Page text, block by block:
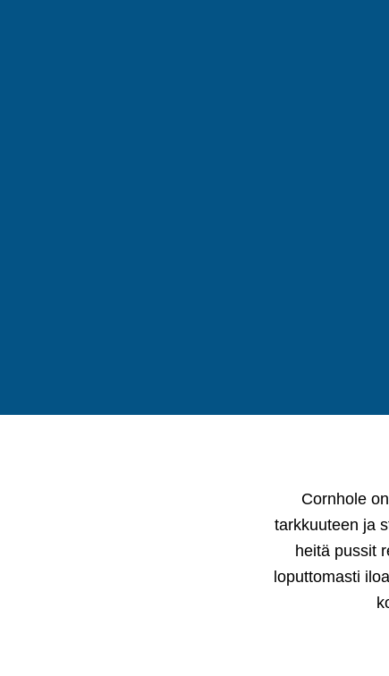
Cornhole
tarkkuuteen ja
heitä pussit
loputtomasti